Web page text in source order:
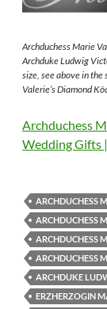
Archduchess Marie
Archduke Ludwig
size, see above in the
Valerie’s Diamond
Archduchess
Wedding Gifts
ARCHDUCHESS
ARCHDUCHESS
ARCHDUCHESS
ARCHDUCHESS
ARCHDUKE
ERZHERZOGIN